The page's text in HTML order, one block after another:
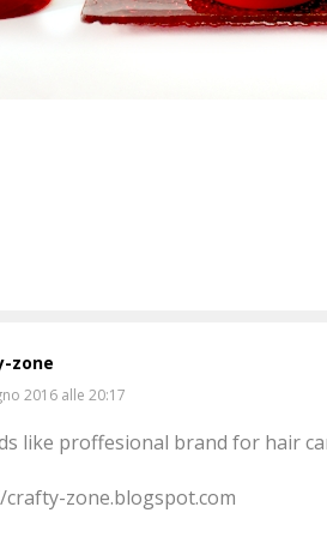
zone
2016 alle 20:17
like proffesional brand for hair
zone.blogspot.com